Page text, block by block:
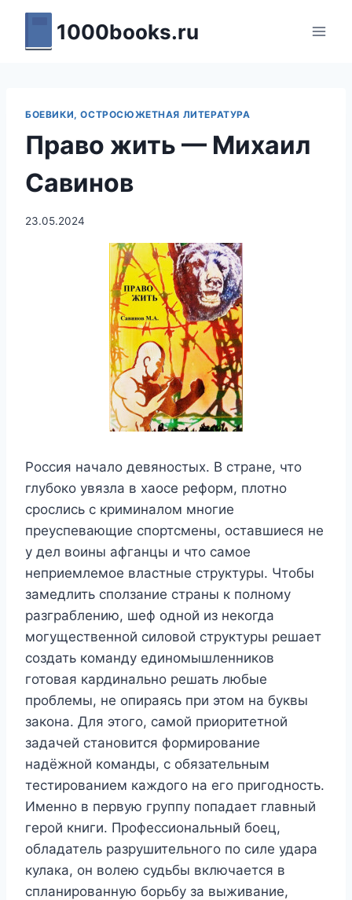
Перейти
содержимому
1000books.ru
БОЕВИКИ, ОСТРОСЮЖЕТНАЯ ЛИТЕРАТУРА
Право жить — Михаил
Савинов
23.05.2024
Россия начало девяностых. В стране, что
глубоко увязла в хаосе реформ, плотно
срослись с криминалом многие
преуспевающие спортсмены, оставшиеся не
у дел воины афганцы и что самое
неприемлемое властные структуры. Чтобы
замедлить сползание страны к полному
разграблению, шеф одной из некогда
могущественной силовой структуры решает
создать команду единомышленников
готовая кардинально решать любые
проблемы, не опираясь при этом на буквы
закона. Для этого, самой приоритетной
задачей становится формирование
надёжной команды, с обязательным
тестированием каждого на его пригодность.
Именно в первую группу попадает главный
герой книги. Профессиональный боец,
обладатель разрушительного по силе удара
кулака, он волею судьбы включается в
спланированную борьбу за выживание,